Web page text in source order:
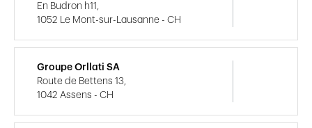
En Budron h11,
1052 Le Mont-sur-Lausanne - CH
Groupe Orllati SA
Route de Bettens 13,
1042 Assens - CH